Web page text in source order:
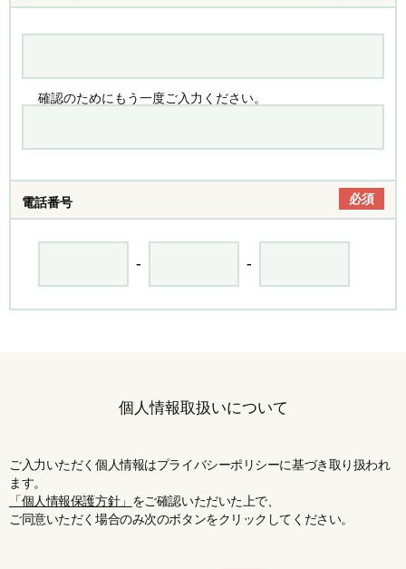
確認のためにもう一度ご入力ください。
電話番号 必須
- -
個人情報取扱いについて
ご入力いただく個人情報はプライバシーポリシーに基づき取り扱われ
ます。
「個人情報保護方針」 をご確認いただいた上で、
ご同意いただく場合のみ次のボタンをクリックしてください。